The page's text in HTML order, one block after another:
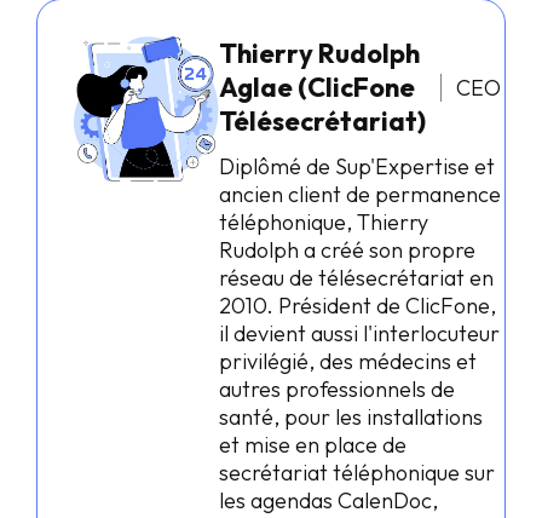
Thierry Rudolph
Aglae (ClicFone
Télésecrétariat)
CEO
Diplômé de Sup'Expertise et
ancien client de permanence
téléphonique, Thierry
Rudolph a créé son propre
réseau de télésecrétariat en
2010. Président de ClicFone,
il devient aussi l'interlocuteur
privilégié, des médecins et
autres professionnels de
santé, pour les installations
et mise en place de
secrétariat téléphonique sur
les agendas CalenDoc,